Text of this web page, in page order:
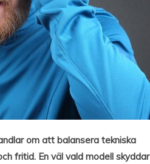
om att balansera tekniska
fritid. En väl vald modell skyddar